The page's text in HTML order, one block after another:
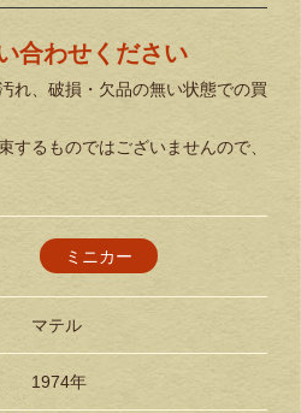
合わせください
れ、破損・欠品の無い状態での買
するものではございませんので、
ミニカー
マテル
1974年